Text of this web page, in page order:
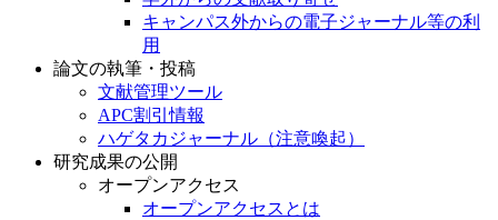
キャンパス外からの電子ジャーナル等の利
用
論文の執筆・投稿
文献管理ツール
APC割引情報
ハゲタカジャーナル（注意喚起）
研究成果の公開
オープンアクセス
オープンアクセスとは